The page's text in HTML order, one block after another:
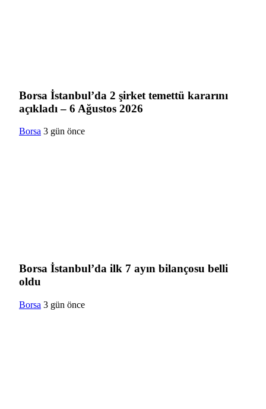
Borsa İstanbul’da 2 şirket temettü kararını
açıkladı – 6 Ağustos 2026
Borsa 3 gün önce
Borsa İstanbul’da ilk 7 ayın bilançosu belli
oldu
Borsa 3 gün önce